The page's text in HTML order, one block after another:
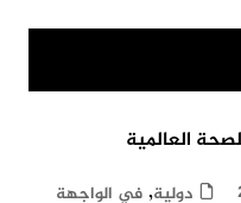
العالمية
دولية, في الواجهة